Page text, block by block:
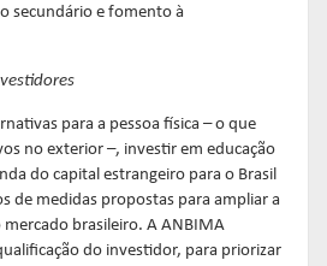
secundário e fomento à
para a pessoa física – o que
no exterior –, investir em educação
do capital estrangeiro para o Brasil
de medidas propostas para ampliar a
mercado brasileiro. A ANBIMA
do investidor, para priorizar